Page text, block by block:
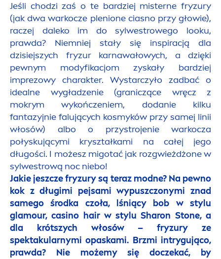
Jeśli chodzi zaś o te bardziej misterne fryzury
(jak dwa warkocze plenione ciasno przy głowie),
raczej daleko im do sylwestrowego looku,
prawda? Niemniej stały się inspiracją dla
dzisiejszych fryzur karnawałowych, a dzięki
pewnym modyfikacjom zyskały bardziej
imprezowy charakter. Wystarczyło zadbać o
idealne wygładzenie (graniczące wręcz z
mokrym wykończeniem, dodanie kilku
fantazyjnie falujących kosmyków przy samej linii
włosów) albo o przystrojenie warkocza
połyskującymi kryształkami na całej jego
długości. I możesz migotać jak rozgwieżdżone w
sylwestrową noc niebo!
Jakie jeszcze fryzury są teraz modne? Na pewno
kok z długimi pejsami wypuszczonymi znad
samego środka czoła, lśniący bob w stylu
glamour, casino hair w stylu Sharon Stone, a
dla krótszych włosów – fryzury ze
spektakularnymi opaskami. Brzmi intrygująco,
prawda? Nie możemy się doczekać, by